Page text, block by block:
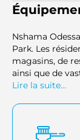
Nshama
Park. Les
magasins, de
ainsi que de
jogging et de
enfants et des
pour rester
Lire la suite...